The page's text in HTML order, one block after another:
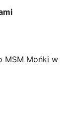
MSM Mońki w